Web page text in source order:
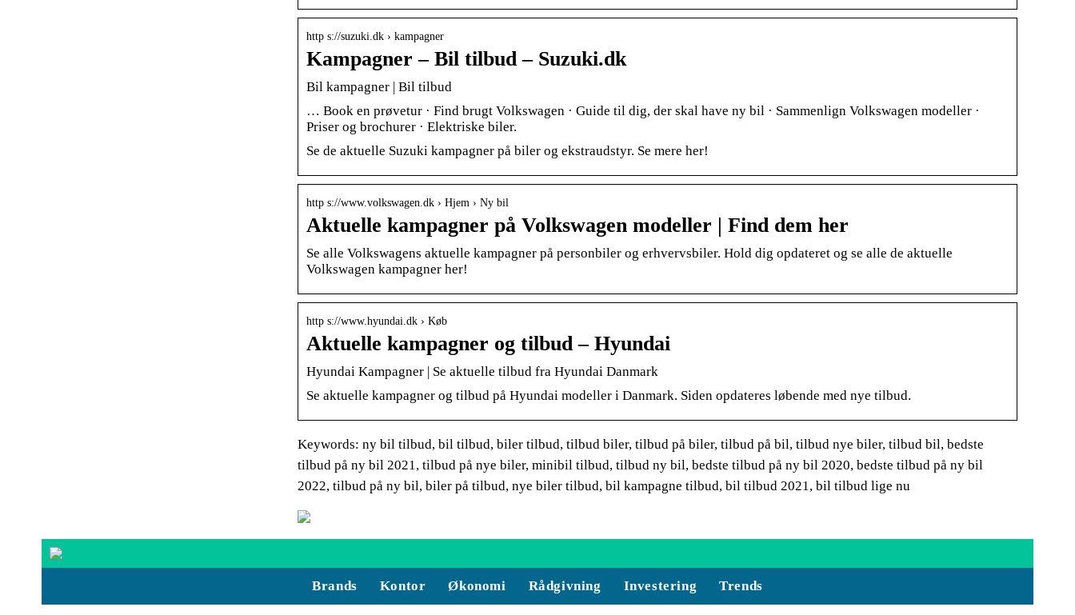
http s://suzuki.dk › kampagner
Kampagner – Bil tilbud – Suzuki.dk
Bil kampagner | Bil tilbud
… Book en prøvetur · Find brugt Volkswagen · Guide til dig, der skal have ny bil · Sammenlign Volkswagen modeller ·
Priser og brochurer · Elektriske biler.
Se de aktuelle Suzuki kampagner på biler og ekstraudstyr. Se mere her!
http s://www.volkswagen.dk › Hjem › Ny bil
Aktuelle kampagner på Volkswagen modeller | Find dem her
Se alle Volkswagens aktuelle kampagner på personbiler og erhvervsbiler. Hold dig opdateret og se alle de aktuelle
Volkswagen kampagner her!
http s://www.hyundai.dk › Køb
Aktuelle kampagner og tilbud – Hyundai
Hyundai Kampagner | Se aktuelle tilbud fra Hyundai Danmark
Se aktuelle kampagner og tilbud på Hyundai modeller i Danmark. Siden opdateres løbende med nye tilbud.
Keywords: ny bil tilbud, bil tilbud, biler tilbud, tilbud biler, tilbud på biler, tilbud på bil, tilbud nye biler, tilbud bil, bedste
tilbud på ny bil 2021, tilbud på nye biler, minibil tilbud, tilbud ny bil, bedste tilbud på ny bil 2020, bedste tilbud på ny bil
2022, tilbud på ny bil, biler på tilbud, nye biler tilbud, bil kampagne tilbud, bil tilbud 2021, bil tilbud lige nu
Brands Kontor Økonomi Rådgivning Investering Trends